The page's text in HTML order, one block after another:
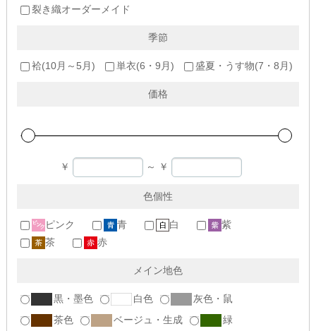
裂き織オーダーメイド
季節
袷(10月～5月) 単衣(6・9月) 盛夏・うす物(7・8月)
価格
￥ ～ ￥
色個性
ピンク 青 白
紫
茶
赤
メイン地色
黒・墨色 白色
灰色・鼠
茶色
ベージュ・生成 緑